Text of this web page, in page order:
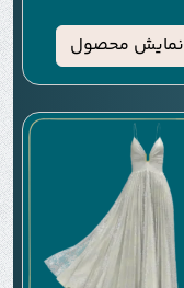
نمایش محصول